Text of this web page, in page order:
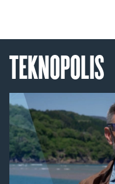
TEKNOPOLIS